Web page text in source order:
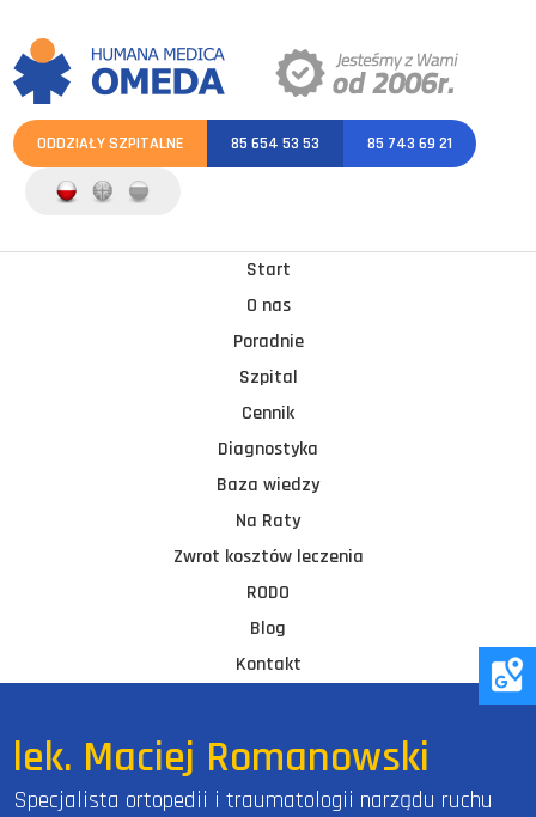
ODDZIAŁY SZPITALNE 85 654 53 53 85 743 69 21
Start
O nas
Poradnie
Szpital
Cennik
Diagnostyka
Baza wiedzy
Na Raty
Zwrot kosztów leczenia
RODO
Blog
Kontakt
lek. Maciej Romanowski
Specjalista ortopedii i traumatologii narządu ruchu